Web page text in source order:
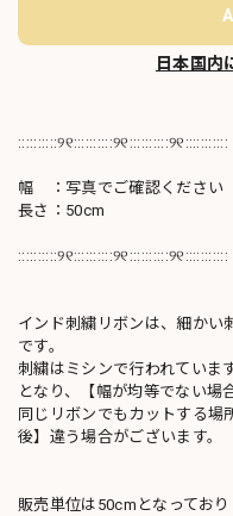
日本国内
::::::::::୨୧::::::::::୨୧::::::::::୨୧:::::::::::
幅 ：写真でご確認ください
長さ：50cm
::::::::::୨୧::::::::::୨୧::::::::::୨୧:::::::::::
インド刺繍リボンは、細かい
です。
刺繍はミシンで行われていま
となり、【幅が均等でない場
同じリボンでもカットする場
後】違う場合がございます。
販売単位は50cmとなっており